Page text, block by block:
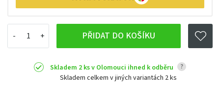
PŘIDAT DO KOŠÍKU
Skladem 2 ks v Olomouci ihned k odběru ?
Skladem celkem v jiných variantách 2 ks